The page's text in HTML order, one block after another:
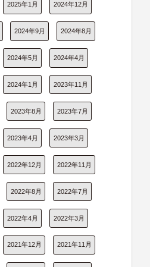
2025年1月 2024年12月
2024年9月 2024年8月
2024年5月 2024年4月
2024年1月 2023年11月
2023年8月 2023年7月
2023年4月 2023年3月
2022年12月 2022年11月
2022年8月 2022年7月
2022年4月 2022年3月
2021年12月 2021年11月